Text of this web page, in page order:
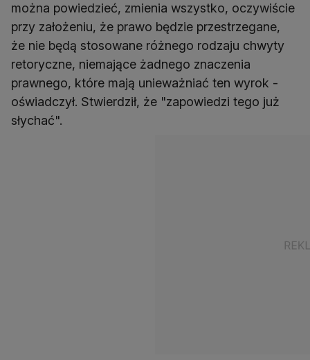
można powiedzieć, zmienia wszystko, oczywiście
przy założeniu, że prawo będzie przestrzegane,
że nie będą stosowane różnego rodzaju chwyty
retoryczne, niemające żadnego znaczenia
prawnego, które mają unieważniać ten wyrok -
oświadczył. Stwierdził, że "zapowiedzi tego już
słychać".